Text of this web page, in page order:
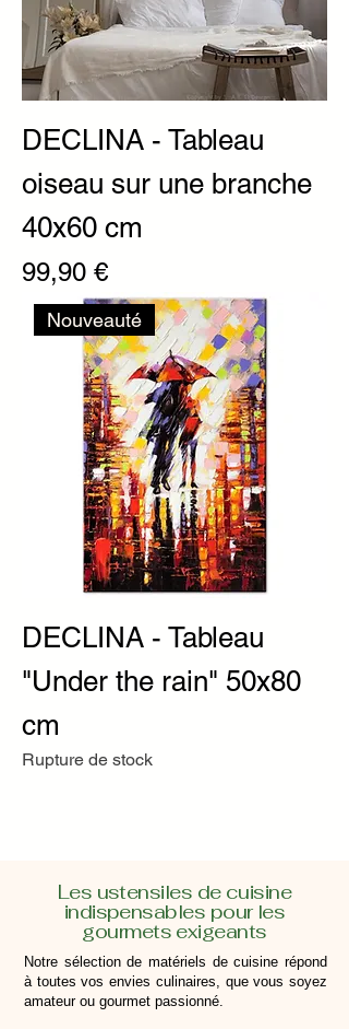
DECLINA - Tableau
oiseau sur une branche
40x60 cm
Prix
99,90 €
Nouveauté
DECLINA - Tableau
"Under the rain" 50x80
cm
Rupture de stock
Les ustensiles de cuisine
indispensables pour les
gourmets exigeants
Notre sélection de matériels de cuisine répond
à toutes vos envies culinaires, que vous soyez
amateur ou gourmet passionné.